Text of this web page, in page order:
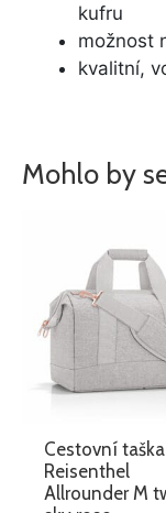
kufru
možnost
kvalitní,
Mohlo by
Cestovní taška
Reisenthel
Allrounder M
byla:
275 Kč.